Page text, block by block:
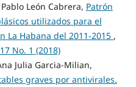
León Cabrera, Patrón
utilizados para el
La Habana del 2011-2015 ,
No. 1 (2018)
Julia Garcia-Milian,
graves por antivirales.